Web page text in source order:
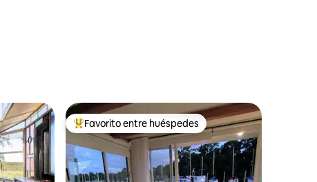
destacados Favorito entre los huéspedes más destacados
Favorito entre huéspedes